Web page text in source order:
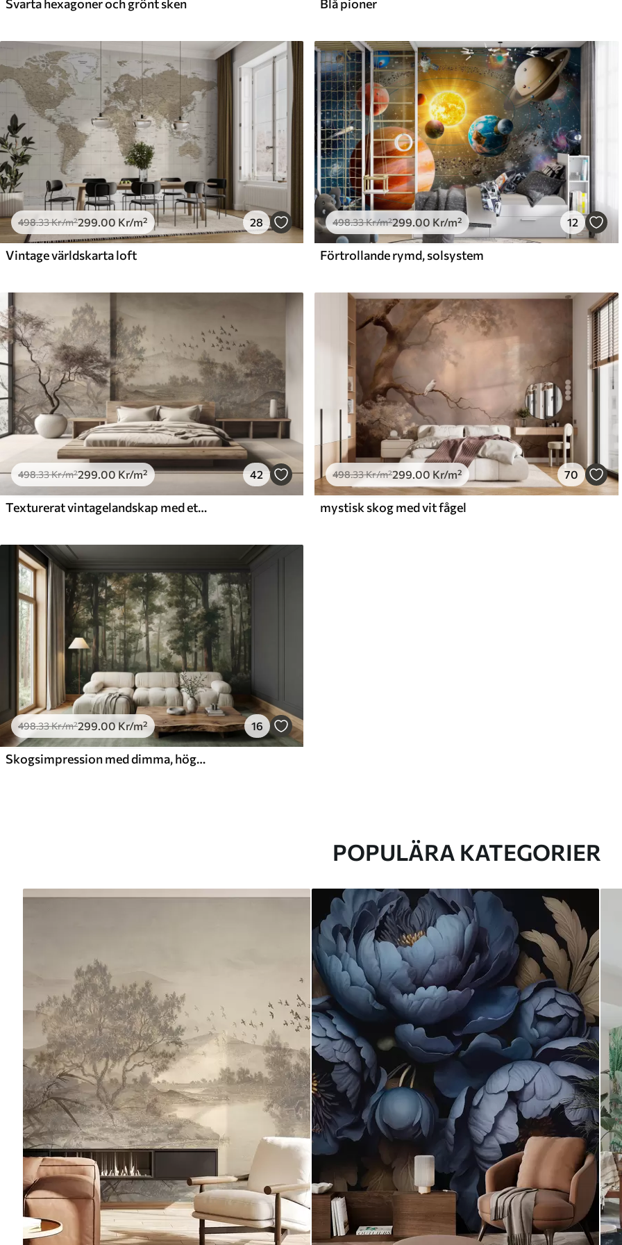
Svarta hexagoner och grönt sken Blå pioner
498.33Kr/m²299.00 Kr/m² 28
Vintage världskarta loft
498.33Kr/m²299.00 Kr/m² 12
Förtrollande rymd, solsystem
498.33Kr/m²299.00Kr/m² 42
Texturerat vintagelandskap med ett träd nära en flod och en molnig himmel, naturkonst i sepiatoner
498.33Kr/m²299 .00 Kr/m² 70
mystisk skog med vit fågel
498.33Kr/m²299.00Kr/m² 16
Skogsimpression med dimma, höga träd och en stig
POPULÄRA KATEGORIER